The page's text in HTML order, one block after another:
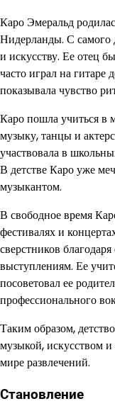
Каро Эмеральд
Нидерланды. С самого
и искусству. Ее отец
часто играл на гитаре
показывала чувство
Каро пошла учиться в
музыку, танцы и
участвовала в
В детстве Каро уже
музыкантом.
В свободное время
фестивалях и
сверстников
выступлениям. Ее
посоветовал ее
профессионального
Таким образом,
музыкой, искусством
мире развлечений.
Становление